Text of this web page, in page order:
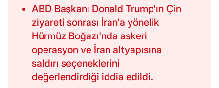
ABD Başkanı Donald Trump'ın Çin
ziyareti sonrası İran'a yönelik
Hürmüz Boğazı'nda askeri
operasyon ve İran altyapısına
saldırı seçeneklerini
değerlendirdiği iddia edildi.